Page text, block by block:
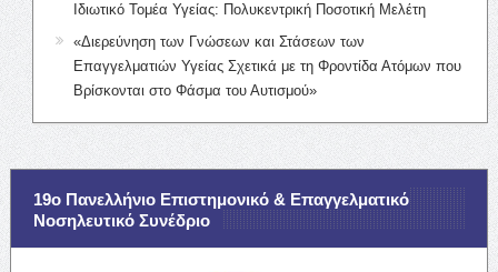
Ιδιωτικό Τομέα Υγείας: Πολυκεντρική Ποσοτική Μελέτη
«Διερεύνηση των Γνώσεων και Στάσεων των
Επαγγελματιών Υγείας Σχετικά με τη Φροντίδα Ατόμων που
Βρίσκονται στο Φάσμα του Αυτισμού»
19ο Πανελλήνιο Επιστημονικό & Επαγγελματικό
Νοσηλευτικό Συνέδριο